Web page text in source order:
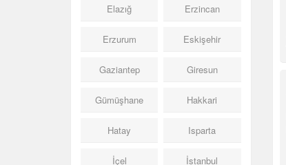
Elazığ Erzincan
Erzurum Eskişehir
Gaziantep Giresun
Gümüşhane Hakkari
Hatay Isparta
İçel İstanbul